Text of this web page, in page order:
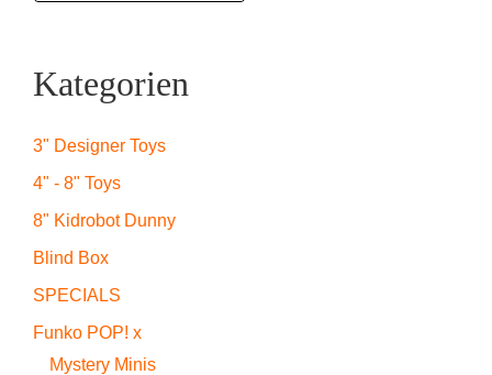
Kategorien
3" Designer Toys
4" - 8" Toys
8" Kidrobot Dunny
Blind Box
SPECIALS
Funko POP! x
Mystery Minis